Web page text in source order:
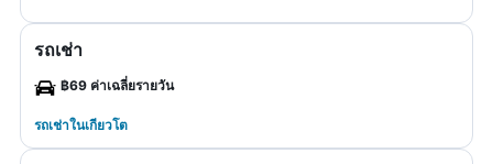
รถเช่า
฿69 ค่าเฉลี่ยรายวัน
รถเช่าในเกียวโต